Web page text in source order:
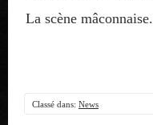
La scène mâconnaise.
Classé dans: News